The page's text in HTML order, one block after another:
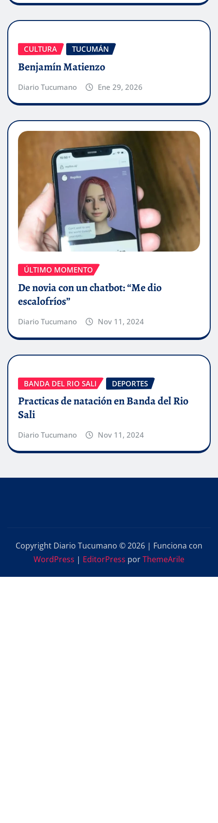
CULTURA TUCUMÁN
Benjamín Matienzo
Diario Tucumano Ene 29, 2026
ÚLTIMO MOMENTO
De novia con un chatbot: “Me dio
escalofríos”
Diario Tucumano Nov 11, 2024
BANDA DEL RIO SALI DEPORTES
Practicas de natación en Banda del Rio
Sali
Diario Tucumano Nov 11, 2024
Copyright Diario Tucumano © 2026 | Funciona con
WordPress | EditorPress porThemeArile